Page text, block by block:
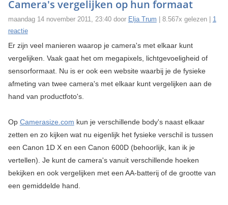
Camera's vergelijken op hun formaat
maandag 14 november 2011, 23:40 door Elja Trum | 8.567x gelezen | 1
reactie
Er zijn veel manieren waarop je camera's met elkaar kunt
vergelijken. Vaak gaat het om megapixels, lichtgevoeligheid of
sensorformaat. Nu is er ook een website waarbij je de fysieke
afmeting van twee camera's met elkaar kunt vergelijken aan de
hand van productfoto's.
Op Camerasize.com kun je verschillende body's naast elkaar
zetten en zo kijken wat nu eigenlijk het fysieke verschil is tussen
een Canon 1D X en een Canon 600D (behoorlijk, kan ik je
vertellen). Je kunt de camera's vanuit verschillende hoeken
bekijken en ook vergelijken met een AA-batterij of de grootte van
een gemiddelde hand.